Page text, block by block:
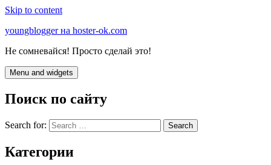
Skip to content
youngblogger на hoster-ok.com
Не сомневайся! Просто сделай это!
Menu and widgets
Поиск по сайту
Search for:
Категории